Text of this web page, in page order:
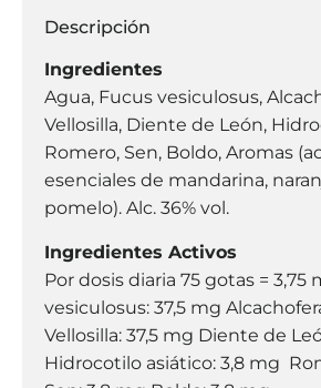
Descripción
Ingredientes
Agua, Fucus vesiculosus,
Vellosilla, Diente de León,
Romero, Sen, Boldo, Aromas
esenciales de mandarina,
pomelo). Alc. 36% vol.
Ingredientes Activos
Por dosis diaria 75 gotas = 3,75
vesiculosus: 37,5 mg
Vellosilla: 37,5 mg Diente de
Hidrocotilo asiático: 3,8 mg